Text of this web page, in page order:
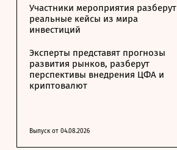
Участники мероприятия разберут
реальные кейсы из мира
инвестиций
Эксперты представят прогнозы
развития рынков, разберут
перспективы внедрения ЦФА и
криптовалют
Выпуск от 04.08.2026